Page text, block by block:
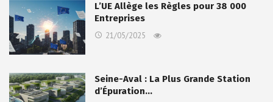
L’UE Allège les Règles pour 38 000
Entreprises
21/05/2025
Seine-Aval : La Plus Grande Station
d’Épuration…